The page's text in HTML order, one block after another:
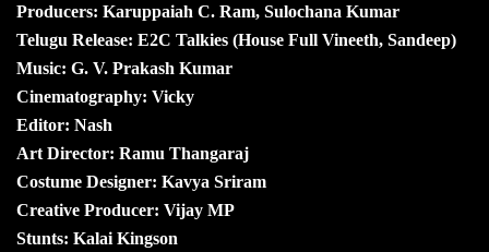
Producers: Karuppaiah C. Ram, Sulochana Kumar
Telugu Release: E2C Talkies (House Full Vineeth, Sandeep)
Music: G. V. Prakash Kumar
Cinematography: Vicky
Editor: Nash
Art Director: Ramu Thangaraj
Costume Designer: Kavya Sriram
Creative Producer: Vijay MP
Stunts: Kalai Kingson